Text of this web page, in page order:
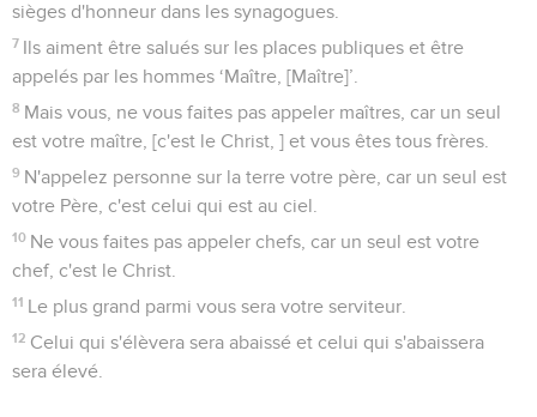
sièges d'honneur dans les synagogues.
7 Ils aiment être salués sur les places publiques et être
appelés par les hommes ‘Maître, [Maître]’.
8 Mais vous, ne vous faites pas appeler maîtres, car un seul
est votre maître, [c'est le Christ, ] et vous êtes tous frères.
9 N'appelez personne sur la terre votre père, car un seul est
votre Père, c'est celui qui est au ciel.
10 Ne vous faites pas appeler chefs, car un seul est votre
chef, c'est le Christ.
11 Le plus grand parmi vous sera votre serviteur.
12 Celui qui s'élèvera sera abaissé et celui qui s'abaissera
sera élevé.